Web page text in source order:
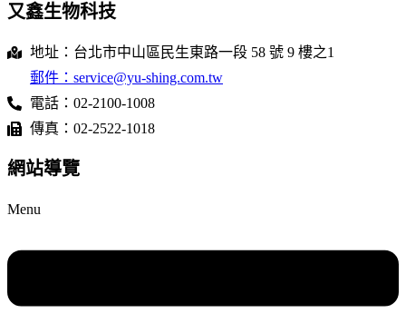
又鑫生物科技
地址：台北市中山區民生東路一段 58 號 9 樓之1
郵件：service@yu-shing.com.tw
電話：02-2100-1008
傳真：02-2522-1018
網站導覽
Menu